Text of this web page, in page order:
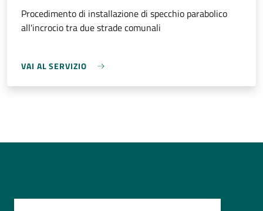
Procedimento di installazione di specchio parabolico
all'incrocio tra due strade comunali
VAI AL SERVIZIO